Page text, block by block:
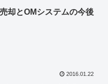
却とOMシステムの今後
2016.01.22